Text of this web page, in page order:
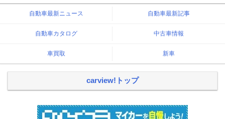
自動車最新ニュース 自動車最新記事
自動車カタログ 中古車情報
車買取 新車
carview!トップ